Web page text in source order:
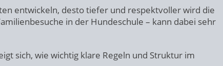
entwickeln, desto tiefer und respektvoller wird die
in der Hundeschule – kann dabei sehr
sich, wie wichtig klare Regeln und Struktur im